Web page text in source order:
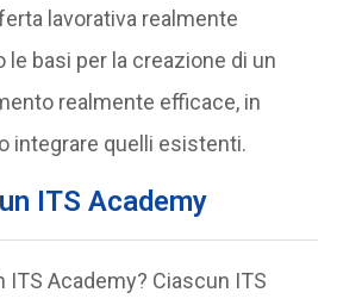
lavorativa realmente
basi per la creazione di un
realmente efficace, in
integrare quelli esistenti.
ITS Academy
ITS Academy? Ciascun ITS